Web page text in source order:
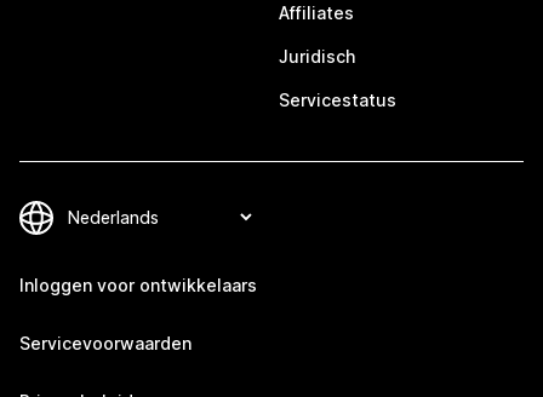
Affiliates
Juridisch
Servicestatus
Inloggen voor ontwikkelaars
Servicevoorwaarden